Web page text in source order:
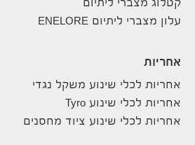
קטלוג מצברי ליתיום
עלון מצברי ליתיום ENELORE
אחריות
אחריות לכלי שינוע משקל נגדי
אחריות לכלי שינוע Tyro
אחריות לכלי שינוע ציוד מחסנים